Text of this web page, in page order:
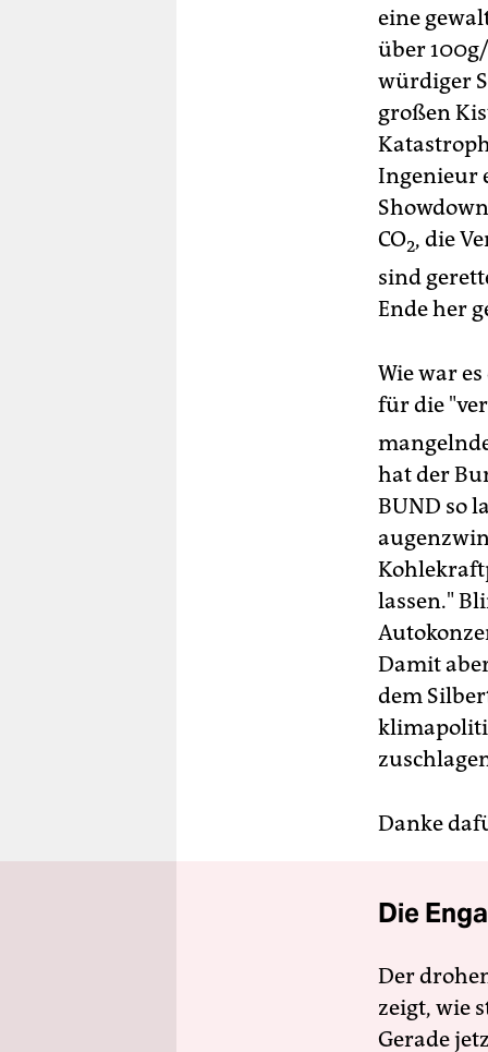
eine
über
würdiger
großen
Ingenieur
CO2, die
sind
Ende her
Wie war
für die
hat der
BUND so
lassen."
Damit
dem
Danke
Die
Der
zeigt, wie
Gerade